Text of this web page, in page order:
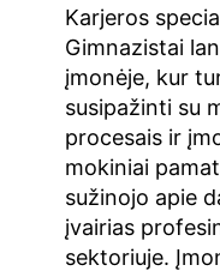
Karjeros
Gimnazistai
įmonėje, kur
susipažinti su
procesais ir
mokiniai
sužinojo apie
įvairias
sektoriuje.